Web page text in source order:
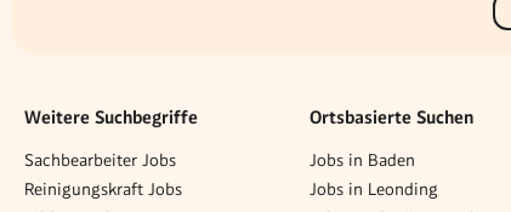
Weitere Suchbegriffe
Sachbearbeiter Jobs
Reinigungskraft Jobs
Ortsbasierte Suchen
Jobs in Baden
Jobs in Leonding